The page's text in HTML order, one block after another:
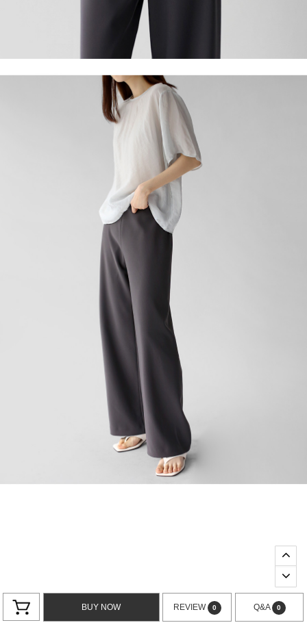
BUY NOW REVIEW 0 Q&A 0